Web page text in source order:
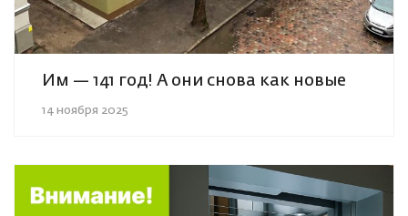
Им — 141 год! А они снова как новые
14 ноября 2025